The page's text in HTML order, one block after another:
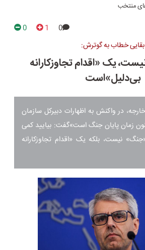
منتخب
0
1
0
بقایی خطاب به گوترش:
یک «اقدام تجاوزکارانه
بی‌دلیل»است
در واکنش به اظهارات دبیرکل سازمان
زمان پایان جنگ است»گفت: بیایید کمی
نیست، بلکه یک «اقدام تجاوزکارانه